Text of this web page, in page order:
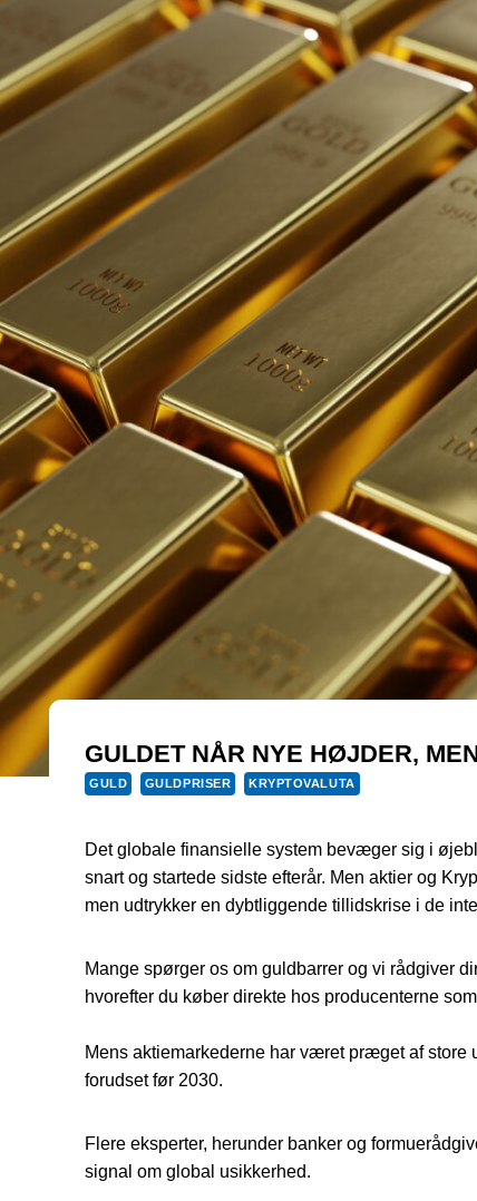
GULDET NÅR NYE HØJDER,
GULD GULDPRISER KRYPTOVALUTA
Det globale finansielle system bevæger sig i
snart og startede sidste efterår. Men aktier og
men udtrykker en dybtliggende tillidskrise i de
Mange spørger os om guldbarrer og vi rådgiver
hvorefter du køber direkte hos producenterne
Mens aktiemarkederne har været præget af store
forudset før 2030.
Flere eksperter, herunder banker og
signal om global usikkerhed.